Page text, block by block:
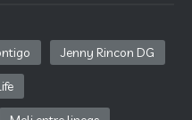
Jenny Rincon DG